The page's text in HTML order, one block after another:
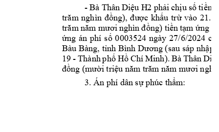
- Bà Thân Diệu H2 phải chịu số tiền
trăm nghìn đồng), được khấu trừ vào
trăm năm mươi nghìn đồng) tiền tạm ứng
ứng án phí số 0003524 ngày 27/6/2024 c
Bàu Bàng, tỉnh Bình Dương (sau sáp nhập
19 - Thành phố Hồ Chí Minh). Bà Thân Di
đồng (mười triệu năm trăm năm mươi
3. Án phí dân sự phúc thẩm: